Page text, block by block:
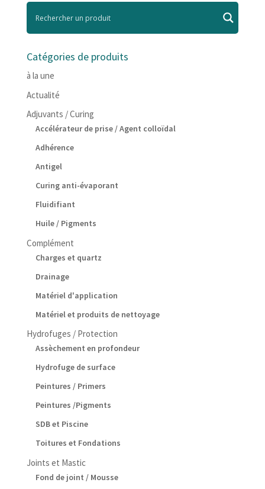
Catégories de produits
à la une
Actualité
Adjuvants / Curing
Accélérateur de prise / Agent colloïdal
Adhérence
Antigel
Curing anti-évaporant
Fluidifiant
Huile / Pigments
Complément
Charges et quartz
Drainage
Matériel d'application
Matériel et produits de nettoyage
Hydrofuges / Protection
Assèchement en profondeur
Hydrofuge de surface
Peintures / Primers
Peintures /Pigments
SDB et Piscine
Toitures et Fondations
Joints et Mastic
Fond de joint / Mousse